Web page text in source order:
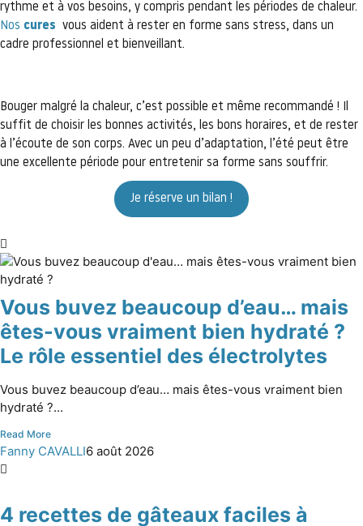
rythme et à vos besoins, y compris pendant les périodes de chaleur.
Nos cures vous aident à rester en forme sans stress, dans un
cadre professionnel et bienveillant.
Bouger malgré la chaleur, c’est possible et même recommandé ! Il
suffit de choisir les bonnes activités, les bons horaires, et de rester
à l’écoute de son corps. Avec un peu d’adaptation, l’été peut être
une excellente période pour entretenir sa forme sans souffrir.
Je réserve un bilan !
Vous buvez beaucoup d’eau… mais
êtes-vous vraiment bien hydraté ?
Le rôle essentiel des électrolytes
Vous buvez beaucoup d’eau… mais êtes-vous vraiment bien
hydraté ?...
Read More
Fanny CAVALLI6 août 2026
4 recettes de gâteaux faciles à